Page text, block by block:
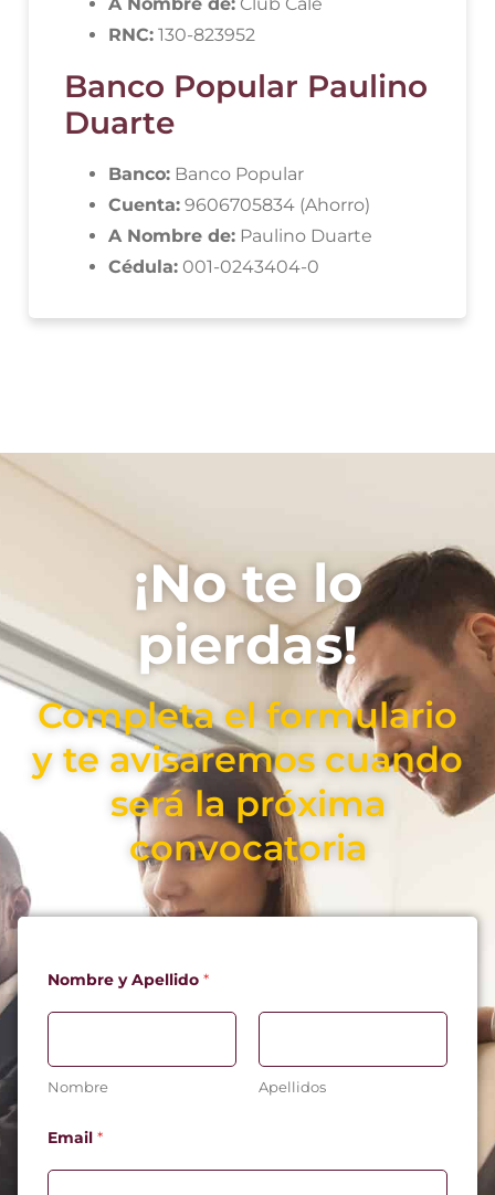
A Nombre de: Club Cale
RNC: 130-823952
Banco Popular Paulino
Duarte
Banco: Banco Popular
Cuenta: 9606705834 (Ahorro)
A Nombre de: Paulino Duarte
Cédula: 001-0243404-0
¡No te lo
pierdas!
Completa el formulario
y te avisaremos cuando
será la próxima
convocatoria
Nombre y Apellido *
Nombre Apellidos
Email *